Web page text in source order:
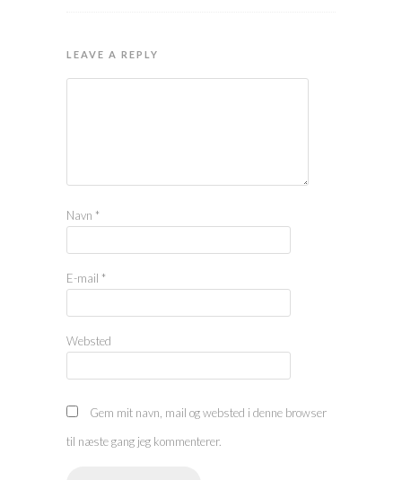
LEAVE A REPLY
Navn *
E-mail *
Websted
Gem mit navn, mail og websted i denne browser
til næste gang jeg kommenterer.